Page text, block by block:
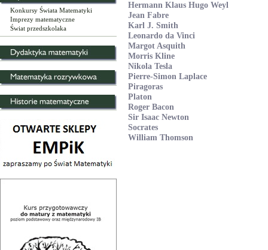
Konkursy Świata Matematyki
Imprezy matematyczne
Świat przedszkolaka
Hermann Klaus Hugo Weyl
Jean Fabre
Karl J. Smith
Leonardo da Vinci
Margot Asquith
Morris Kline
Nikola Tesla
Pierre-Simon Laplace
Piragoras
Platon
Roger Bacon
Sir Isaac Newton
Socrates
William Thomson